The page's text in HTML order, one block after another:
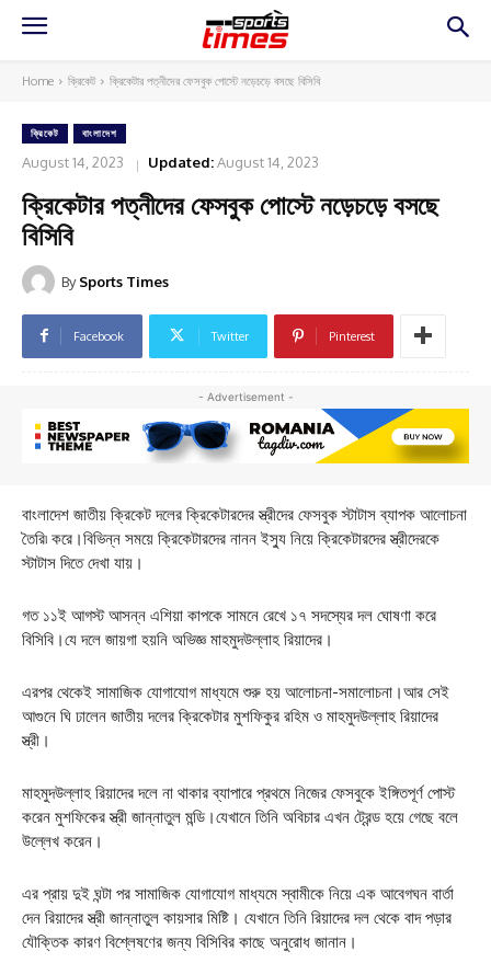
Home ক্রিকেট ক্রিকেটার পত্নীদের ফেসবুক পোস্টে নড়েচড়ে বসছে বিসিবি
ক্রিকেট বাংলাদেশ
August 14, 2023 Updated:August 14, 2023
ক্রিকেটার পত্নীদের ফেসবুক পোস্টে নড়েচড়ে বসছে
বিসিবি
By Sports Times
Facebook Twitter Pinterest
- Advertisement -
বাংলাদেশ জাতীয় ক্রিকেট দলের ক্রিকেটারদের স্ত্রীদের ফেসবুক স্টাটাস ব্যাপক আলোচনা
তৈরি৷ করে।বিভিন্ন সময়ে ক্রিকেটারদের নানন ইস্যু নিয়ে ক্রিকেটারদের স্ত্রীদেরকে
স্টাটাস দিতে দেখা যায়।
গত ১১ই আগস্ট আসন্ন এশিয়া কাপকে সামনে রেখে ১৭ সদস্যের দল ঘোষণা করে
বিসিবি।যে দলে জায়গা হয়নি অভিজ্ঞ মাহমুদউল্লাহ রিয়াদের।
এরপর থেকেই সামাজিক যোগাযোগ মাধ্যমে শুরু হয় আলোচনা-সমালোচনা।আর সেই
আগুনে ঘি ঢালেন জাতীয় দলের ক্রিকেটার মুশফিকুর রহিম ও মাহমুদউল্লাহ রিয়াদের
স্ত্রী।
মাহমুদউল্লাহ রিয়াদের দলে না থাকার ব্যাপারে প্রথমে নিজের ফেসবুকে ইঙ্গিতপূর্ণ পোস্ট
করেন মুশফিকের স্ত্রী জান্নাতুল মন্ডি।যেখানে তিনি অবিচার এখন ট্রেন্ড হয়ে গেছে বলে
উল্লেখ করেন।
এর প্রায় দুই ঘন্টা পর সামাজিক যোগাযোগ মাধ্যমে স্বামীকে নিয়ে এক আবেগঘন বার্তা
দেন রিয়াদের স্ত্রী জান্নাতুল কায়সার মিষ্টি। যেখানে তিনি রিয়াদের দল থেকে বাদ পড়ার
যৌক্তিক কারণ বিশ্লেষণের জন্য বিসিবির কাছে অনুরোধ জানান।